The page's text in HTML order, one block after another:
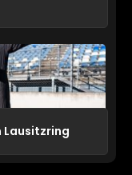
Lausitzring